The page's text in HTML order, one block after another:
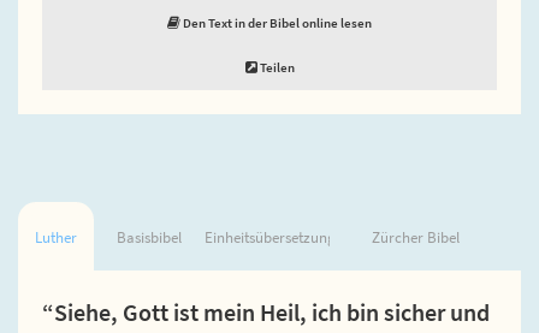
Den Text in der Bibel online lesen
Teilen
Luther Basisbibel Einheitsübersetzung Zürcher Bibel
“Siehe, Gott ist mein Heil, ich bin sicher und